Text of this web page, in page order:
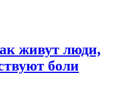
живут люди,
боли